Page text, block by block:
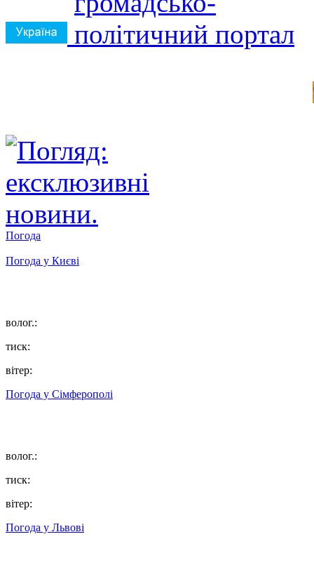
Погода
Погода у Києві
волог.:
тиск:
вітер:
Погода у Сімферополі
волог.:
тиск:
вітер:
Погода у Львові